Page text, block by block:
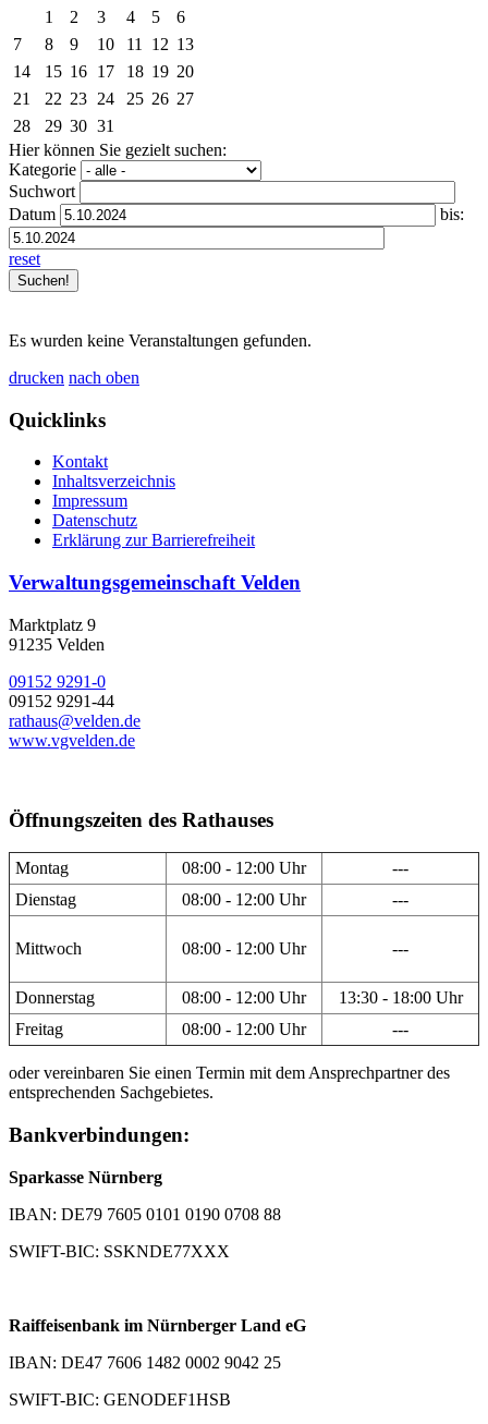
1
2 3 4 5
6
7
8 9 10 11 12 13
14
15 16 17 18 19 20
21
22 23 24 25 26 27
28
29 30 31
Hier können Sie gezielt suchen:
Kategorie
Suchwort
Datum
bis:
reset
Es wurden keine Veranstaltungen gefunden.
drucken nach oben
Quicklinks
Kontakt
Inhaltsverzeichnis
Impressum
Datenschutz
Erklärung zur Barrierefreiheit
Verwaltungsgemeinschaft Velden
Marktplatz 9
91235 Velden
09152 9291-0
09152 9291-44
rathaus@velden.de
www.vgvelden.de
Öffnungszeiten des Rathauses
Montag 08:00 - 12:00 Uhr
---
Dienstag
08:00 - 12:00 Uhr ---
Mittwoch 08:00 - 12:00 Uhr ---
Donnerstag 08:00 - 12:00 Uhr
13:30 - 18:00 Uhr
Freitag
08:00 - 12:00 Uhr ---
oder vereinbaren Sie einen Termin mit dem Ansprechpartner des
entsprechenden Sachgebietes.
Bankverbindungen:
Sparkasse Nürnberg
IBAN: DE79 7605 0101 0190 0708 88
SWIFT-BIC: SSKNDE77XXX
Raiffeisenbank im Nürnberger Land eG
IBAN: DE47 7606 1482 0002 9042 25
SWIFT-BIC: GENODEF1HSB